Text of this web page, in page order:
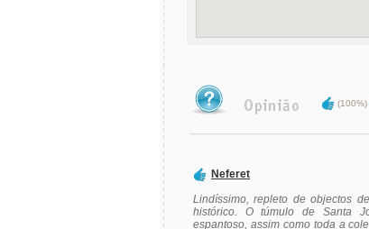
(100%)
Neferet
Lindíssimo, repleto de objectos
histórico. O túmulo de Santa
espantoso, assim como toda a